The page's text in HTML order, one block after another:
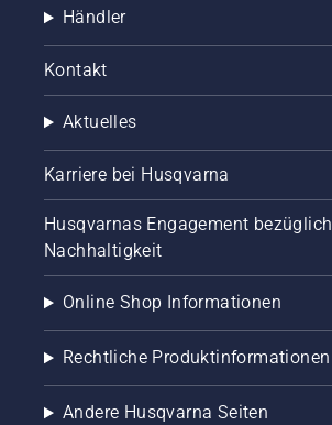
Händler
Kontakt
Aktuelles
Karriere bei Husqvarna
Husqvarnas Engagement bezüglich
Nachhaltigkeit
Online Shop Informationen
Rechtliche Produktinformationen
Andere Husqvarna Seiten